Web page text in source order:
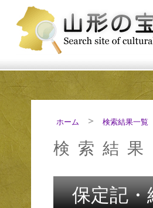
ホーム 検索結果一覧
検索結果
保定記